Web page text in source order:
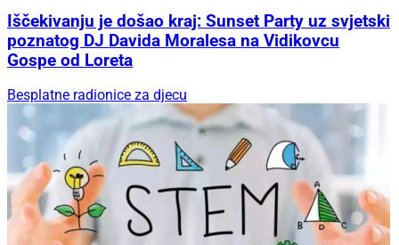
Iščekivanju je došao kraj: Sunset Party uz svjetski
poznatog DJ Davida Moralesa na Vidikovcu
Gospe od Loreta
Besplatne radionice za djecu